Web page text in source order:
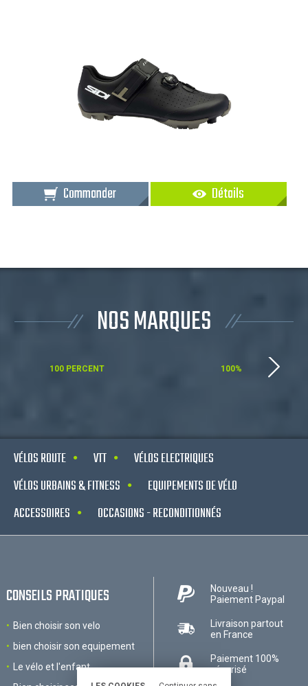
Commander Détails
NOS MARQUES
100 PERCENT 100%
VÉLOS ROUTE VTT
VÉLOS ELECTRIQUES
VÉLOS URBAINS & FITNESS
EQUIPEMENTS DE VÉLO
ACCESSOIRES
OCCASIONS - RECONDITIONNÉS
CONSEILS PRATIQUES
Bien choisir son velo
bien choisir son equipement
Le vélo et l'enfant
Nouveau !
Paiement Paypal
Livraison partout
en France
Paiement 100%
sécurisé